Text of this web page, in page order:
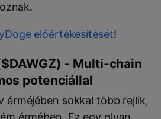
előértékesítését!
- Multi-chain
potenciállal
érméjében sokkal több rejlik,